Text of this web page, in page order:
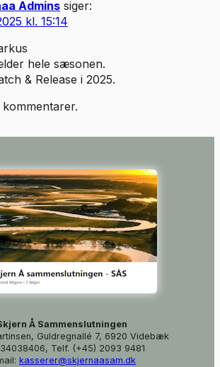
Admins siger:
kl. 15:14
hele sæsonen.
& Release i 2025.
Å Sammenslutningen
Guldregnallé 7, 6920 Videbæk
34038406, Telf. (+45) 2093 9481
kasserer@skjernaasam.dk